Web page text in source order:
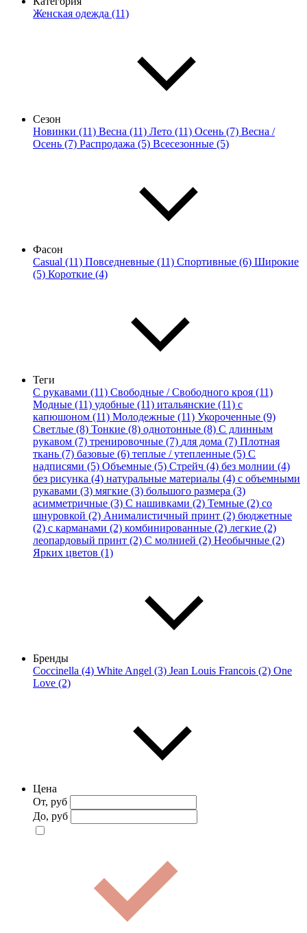
Женская одежда (11)
Сезон
Новинки (11) Весна (11) Лето (11) Осень (7) Весна /
Осень (7) Распродажа (5) Всесезонные (5)
Фасон
Casual (11) Повседневные (11) Спортивные (6) Широкие
(5) Короткие (4)
Теги
С рукавами (11) Свободные / Свободного кроя (11)
Модные (11) удобные (11) итальянские (11) с
капюшоном (11) Молодежные (11) Укороченные (9)
Светлые (8) Тонкие (8) однотонные (8) С длинным
рукавом (7) тренировочные (7) для дома (7) Плотная
ткань (7) базовые (6) теплые / утепленные (5) С
надписями (5) Объемные (5) Стрейч (4) без молнии (4)
без рисунка (4) натуральные материалы (4) с объемными
рукавами (3) мягкие (3) большого размера (3)
асимметричные (3) С нашивками (2) Темные (2) со
шнуровкой (2) Анималистичный принт (2) бюджетные
(2) с карманами (2) комбинированные (2) легкие (2)
леопардовый принт (2) С молнией (2) Необычные (2)
Ярких цветов (1)
Бренды
Coccinella (4) White Angel (3) Jean Louis Francois (2) One
Love (2)
Цена
От, руб
До, руб